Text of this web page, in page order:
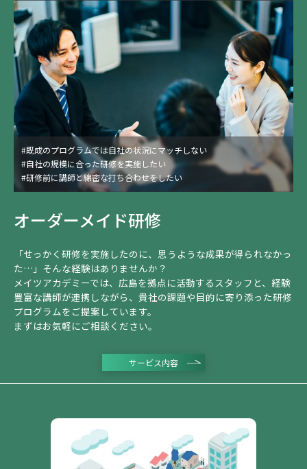
オーダーメイド研修
「せっかく研修を実施したのに、思うような成果が得られなかっ
た…」そんな経験はありませんか？
メイツアカデミーでは、広島を拠点に活動するスタッフと、経験
豊富な講師が連携しながら、貴社の課題や目的に寄り添った研修
プログラムをご提案しています。
まずはお気軽にご相談ください。
サービス内容
#既成のプログラムでは自社の状況にマッチしない
#自社の規模に合った研修を実施したい
#研修前に講師と綿密な打ち合わせをしたい
#現場経験のある講師に研修を頼みたい
#都市部の研修会社を利用すると交通費などの経費も考慮が必要